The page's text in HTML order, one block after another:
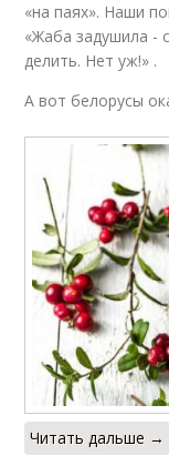
«на паях». Наши
«Жаба задушила -
делить. Нет уж!» .
А вот белорусы
Читать дальше →